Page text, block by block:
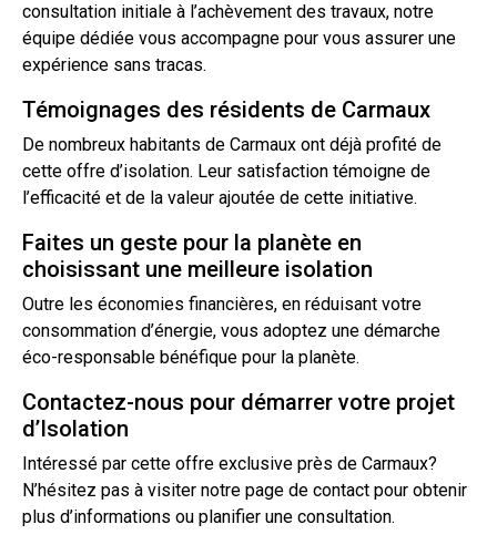
consultation initiale à l’achèvement des travaux, notre
équipe dédiée vous accompagne pour vous assurer une
expérience sans tracas.
Témoignages des résidents de Carmaux
De nombreux habitants de Carmaux ont déjà profité de
cette offre d’isolation. Leur satisfaction témoigne de
l’efficacité et de la valeur ajoutée de cette initiative.
Faites un geste pour la planète en
choisissant une meilleure isolation
Outre les économies financières, en réduisant votre
consommation d’énergie, vous adoptez une démarche
éco-responsable bénéfique pour la planète.
Contactez-nous pour démarrer votre projet
d’Isolation
Intéressé par cette offre exclusive près de Carmaux?
N’hésitez pas à visiter notre page de contact pour obtenir
plus d’informations ou planifier une consultation.